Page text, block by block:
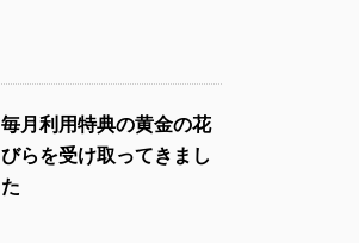
毎月利用特典の黄金の花
びらを受け取ってきまし
た